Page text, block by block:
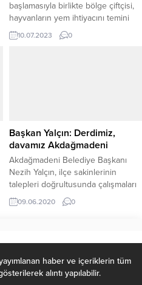
başlamasıyla birlikte bölge çiftçisi,
hayvanların yem ihtiyacını temini
için tarlasındaki sapları balya ve
saman yaptırarak
temin etmeye başladı. Yerköy’ün
Orhan Köyü çiftçilerinden Hakan...
10.07.2023 0
Başkan Yalçın: Derdimiz,
davamız Akdağmadeni
Akdağmadeni Belediye Başkanı
Nezih Yalçın, ilçe sakinlerinin
talepleri doğrultusunda çalışmaları
sürdürdüklerini belirterek,
“Derdimiz ve davamız
getirmektir.”dedi.
09.06.2020 0
haber ve içeriklerin tüm
alıntı yapılabilir.